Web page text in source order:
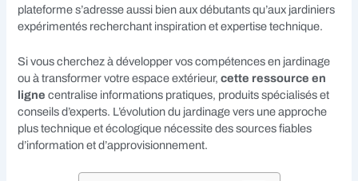
plateforme s’adresse aussi bien aux débutants qu’aux jardiniers
expérimentés recherchant inspiration et expertise technique.
Si vous cherchez à développer vos compétences en jardinage
ou à transformer votre espace extérieur,cette ressource en
ligne centralise informations pratiques, produits spécialisés et
conseils d’experts. L’évolution du jardinage vers une approche
plus technique et écologique nécessite des sources fiables
d’information et d’approvisionnement.